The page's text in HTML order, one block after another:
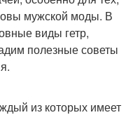
мужской моды. В
виды гетр,
полезные советы
из которых имеет